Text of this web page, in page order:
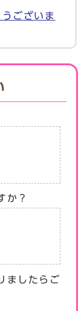
ございま
か？
ましたらご